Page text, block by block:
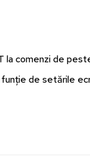
la comenzi de
de setările